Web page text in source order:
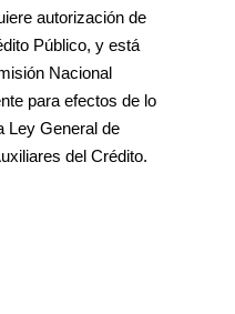
autorización de
Público, y está
Nacional
para efectos de lo
Ley General de
del Crédito.